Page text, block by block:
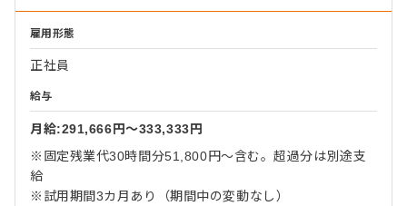
雇用形態
正社員
給与
月給:291,666円〜333,333円
※固定残業代30時間分51,800円～含む。超過分は別途支
給
※試用期間3カ月あり（期間中の変動なし）